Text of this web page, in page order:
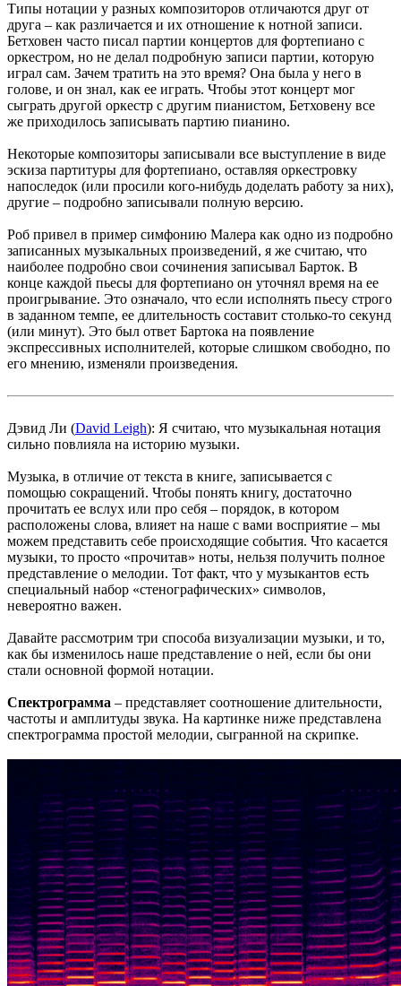
Типы нотации у разных композиторов отличаются друг от
друга – как различается и их отношение к нотной записи.
Бетховен часто писал партии концертов для фортепиано с
оркестром, но не делал подробную записи партии, которую
играл сам. Зачем тратить на это время? Она была у него в
голове, и он знал, как ее играть. Чтобы этот концерт мог
сыграть другой оркестр с другим пианистом, Бетховену все
же приходилось записывать партию пианино.
Некоторые композиторы записывали все выступление в виде
эскиза партитуры для фортепиано, оставляя оркестровку
напоследок (или просили кого-нибудь доделать работу за них),
другие – подробно записывали полную версию.
Роб привел в пример симфонию Малера как одно из подробно
записанных музыкальных произведений, я же считаю, что
наиболее подробно свои сочинения записывал Барток. В
конце каждой пьесы для фортепиано он уточнял время на ее
проигрывание. Это означало, что если исполнять пьесу строго
в заданном темпе, ее длительность составит столько-то секунд
(или минут). Это был ответ Бартока на появление
экспрессивных исполнителей, которые слишком свободно, по
его мнению, изменяли произведения.
Дэвид Ли (David Leigh): Я считаю, что музыкальная нотация
сильно повлияла на историю музыки.
Музыка, в отличие от текста в книге, записывается с
помощью сокращений. Чтобы понять книгу, достаточно
прочитать ее вслух или про себя – порядок, в котором
расположены слова, влияет на наше с вами восприятие – мы
можем представить себе происходящие события. Что касается
музыки, то просто «прочитав» ноты, нельзя получить полное
представление о мелодии. Тот факт, что у музыкантов есть
специальный набор «стенографических» символов,
невероятно важен.
Давайте рассмотрим три способа визуализации музыки, и то,
как бы изменилось наше представление о ней, если бы они
стали основной формой нотации.
Спектрограмма – представляет соотношение длительности,
частоты и амплитуды звука. На картинке ниже представлена
спектрограмма простой мелодии, сыгранной на скрипке.